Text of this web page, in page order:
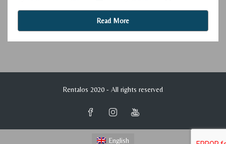
Read More
Rentalos 2020 - All rights reserved
English